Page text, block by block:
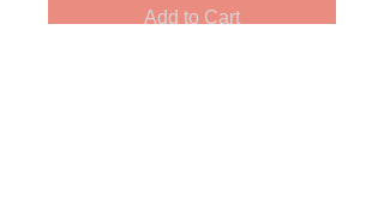
Add to Cart